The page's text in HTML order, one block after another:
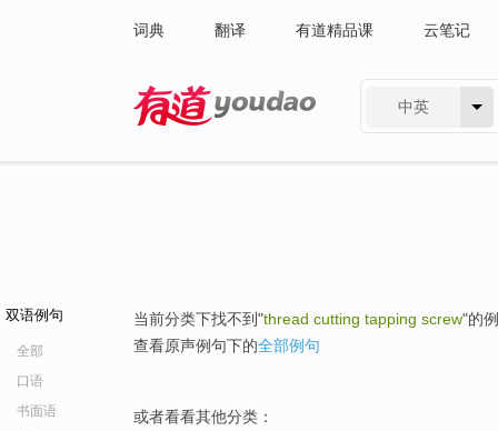
词典 翻译 有道精品课 云笔记
中英
双语例句
全部
口语
书面语
当前分类下找不到"thread cutting tapping screw"的
查看原声例句下的全部例句
或者看看其他分类：